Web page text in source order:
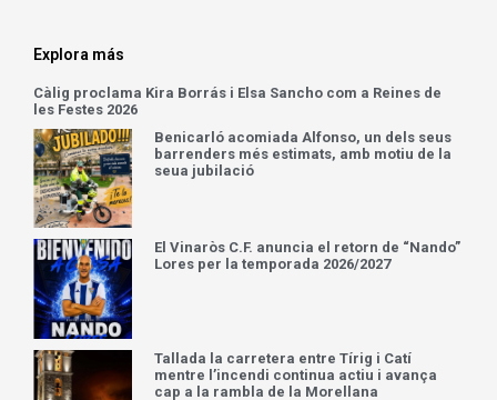
Explora más
Càlig proclama Kira Borrás i Elsa Sancho com a Reines de
les Festes 2026
Benicarló acomiada Alfonso, un dels seus
El Vinaròs C.F. anuncia el retorn de “Nando”